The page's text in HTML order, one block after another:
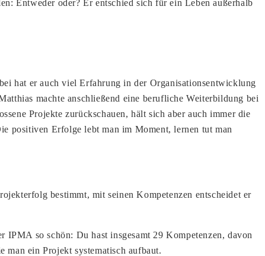
Entweder oder? Er entschied sich für ein Leben außerhalb
hat er auch viel Erfahrung in der Organisationsentwicklung
machte anschließend eine berufliche Weiterbildung bei
Projekte zurückschauen, hält sich aber auch immer die
positiven Erfolge lebt man im Moment, lernen tut man
bestimmt, mit seinen Kompetenzen entscheidet er
so schön: Du hast insgesamt 29 Kompetenzen, davon
man ein Projekt systematisch aufbaut.